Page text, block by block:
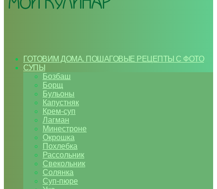
ГОТОВИМ ДОМА. ПОШАГОВЫЕ РЕЦЕПТЫ С ФОТО
СУПЫ
Бозбаш
Борщ
Бульоны
Капустняк
Крем-суп
Лагман
Минестроне
Окрошка
Похлебка
Рассольник
Свекольник
Солянка
Суп-пюре